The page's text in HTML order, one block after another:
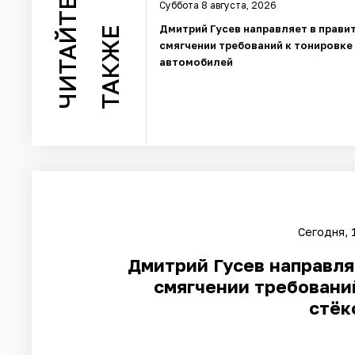
ЧИТАЙТЕ ТАКЖЕ
Суббота 8 августа, 2026
Дмитрий Гусев направляет в
смягчении требований к
автомобилей
Сегодня,
Дмитрий Гусев
смягчении